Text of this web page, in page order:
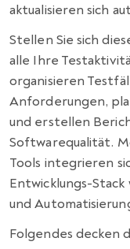
aktualisieren sich
Stellen Sie sich
alle Ihre
organisieren
Anforderungen,
und erstellen
Softwarequalität.
Tools integrieren
Entwicklungs-Stack
und
Folgendes decken